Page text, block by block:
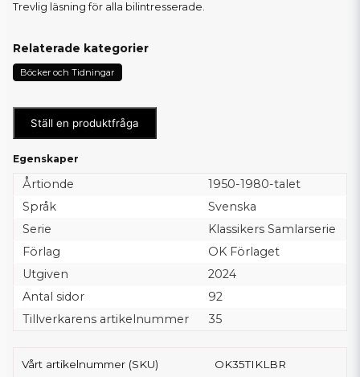
Trevlig läsning för alla bilintresserade.
Relaterade kategorier
Böcker och Tidningar
Ställ en produktfråga
Egenskaper
Årtionde
1950-1980-talet
Språk
Svenska
Serie
Klassikers Samlarserie
Förlag
OK Förlaget
Utgiven
2024
Antal sidor
92
Tillverkarens artikelnummer
35
Vårt artikelnummer (SKU) OK35TIKLBR